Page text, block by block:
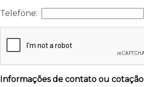
Telefone:
Informações de contato ou cotação